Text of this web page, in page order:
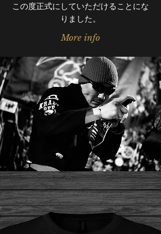
この度正式にしていただけることにな
りました。
More info